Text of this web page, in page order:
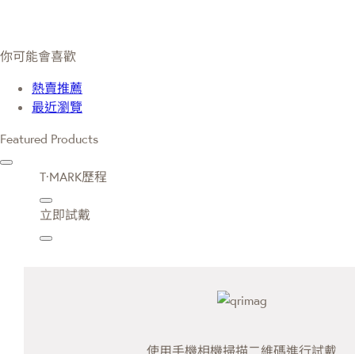
你可能會喜歡
熱賣推薦
最近瀏覽
Featured Products
T·MARK歷程
立即試戴
使用手機相機掃描二維碼進行試戴